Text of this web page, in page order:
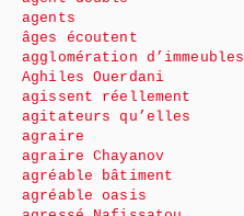
agents
âges écoutent
agglomération d’immeubles
Aghiles Ouerdani
agissent réellement
agitateurs qu’elles
agraire
agraire Chayanov
agréable bâtiment
agréable oasis